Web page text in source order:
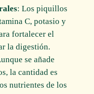
: Los piquillos
C, potasio y
fortalecer el
la digestión.
se añade
la cantidad es
nutrientes de los